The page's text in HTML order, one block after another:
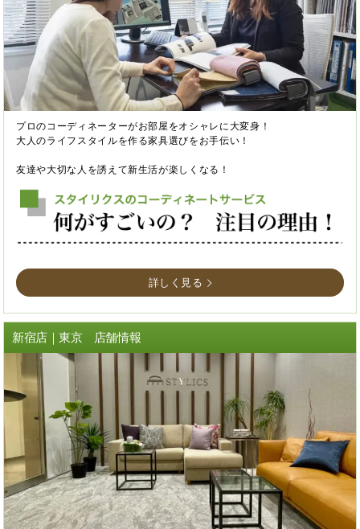
プロのコーディネーターがお部屋をオシャレに大変身！
大人のライフスタイルを作る家具選びをお手伝い！
友達や大切な人を誘えて新生活が楽しくなる！
詳しく見る
新宿店｜東京 店舗情報